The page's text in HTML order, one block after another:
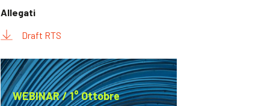
Allegati
Draft RTS
WEBINAR / 1° Ottobre